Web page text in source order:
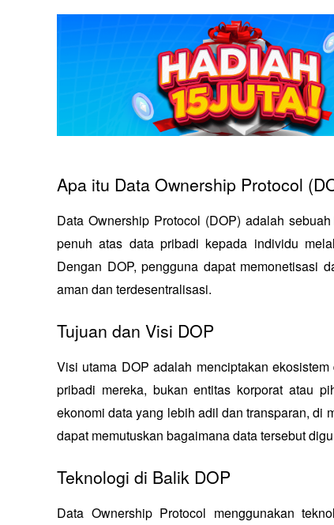
Apa itu Data Ownership Protocol
Data Ownership Protocol (DOP) adalah
penuh atas data pribadi kepada individu
Dengan DOP, pengguna dapat memonetisasi
aman dan terdesentralisasi.
Tujuan dan Visi DOP
Visi utama DOP adalah menciptakan
pribadi mereka, bukan entitas korporat atau
ekonomi data yang lebih adil dan transparan, di
dapat memutuskan bagaimana data tersebut
Teknologi di Balik DOP
Data Ownership Protocol menggunakan